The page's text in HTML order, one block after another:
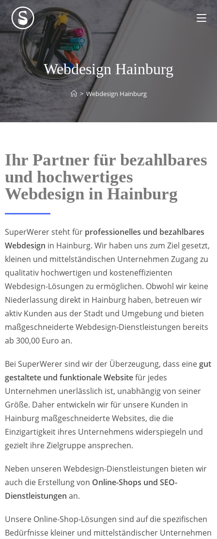
Webdesign Hainburg
> Webdesign Hainburg
Ihr Partner für bezahlbares
und hochwertiges
Webdesign in Hainburg
SuperWerer steht für professionelles und bezahlbares
Webdesign in Hainburg. Wir haben uns zum Ziel gesetzt,
kleinen und mittelständischen Unternehmen Zugang zu
qualitativ hochwertigen und kosteneffizienten
Webdesign-Lösungen zu ermöglichen. Obwohl wir keine
Niederlassung direkt in Hainburg haben, betreuen wir
aktiv Kunden aus der Stadt und Umgebung und bieten
maßgeschneiderte Webdesign-Dienstleistungen bereits
ab 300,00 Euro an.
Bei SuperWerer sind wir der Überzeugung, dass eine gut
gestaltete und funktionale Websitefür jedes
Unternehmen unerlässlich ist, unabhängig von seiner
Größe. Daher entwickeln wir für unsere Kunden in
Hainburg maßgeschneiderte Websites, die die
Einzigartigkeit ihres Unternehmens widerspiegeln und
gezielt ihre Zielgruppe ansprechen.
Neben unseren Webdesign-Dienstleistungen bieten wir
auch die Erstellung von Online-Shops und SEO-
Dienstleistungen an.
Unsere Online-Shop-Lösungen sind auf die spezifischen
Bedürfnisse kleiner und mittelständischer Unternehmen